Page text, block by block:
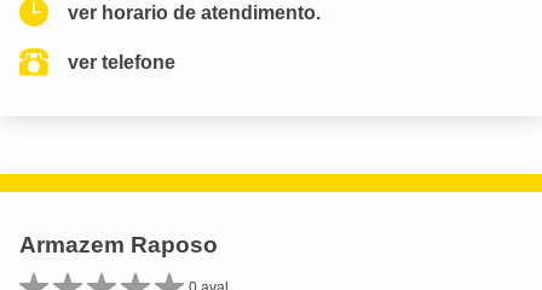
ver horario de atendimento.
ver telefone
Armazem Raposo